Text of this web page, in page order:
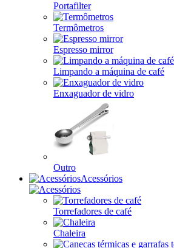
Portafilter
Termômetros
Espresso mirror
Limpando a máquina de café
Enxaguador de vidro
Outro
Acessórios
Torrefadores de café
Chaleira